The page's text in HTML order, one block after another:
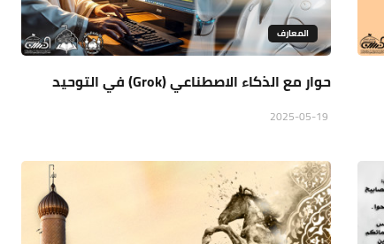
المعارف
حوار مع الذكاء الاصطناعي (Grok) في التوحيد